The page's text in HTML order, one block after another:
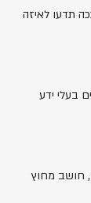
תדעו לאיזה
בעלי ידע
חושב מחוץ